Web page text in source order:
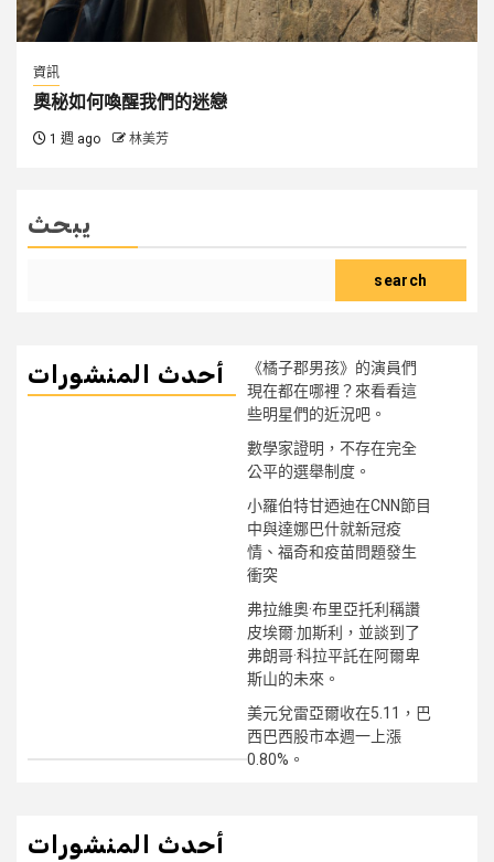
資訊
奧秘如何喚醒我們的迷戀
1 週 ago 林美芳
يبحث
search
أحدث المنشورات
《橘子郡男孩》的演員們
現在都在哪裡？來看看這
些明星們的近況吧。
數學家證明，不存在完全
公平的選舉制度。
小羅伯特甘迺迪在CNN節目
中與達娜巴什就新冠疫
情、福奇和疫苗問題發生
衝突
弗拉維奧·布里亞托利稱讚
皮埃爾·加斯利，並談到了
弗朗哥·科拉平託在阿爾卑
斯山的未來。
美元兌雷亞爾收在5.11，巴
西巴西股市本週一上漲
0.80%。
أحدث المنشورات